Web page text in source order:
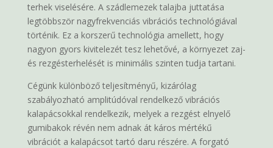
terhek viselésére. A szádlemezek talajba juttatása
legtöbbször nagyfrekvenciás vibrációs technológiával
történik. Ez a korszerű technológia amellett, hogy
nagyon gyors kivitelezét tesz lehetővé, a környezet zaj-
és rezgésterhelését is minimális szinten tudja tartani.
Cégünk különböző teljesítményű, kizárólag
szabályozható amplitúdóval rendelkező vibrációs
kalapácsokkal rendelkezik, melyek a rezgést elnyelő
gumibakok révén nem adnak át káros mértékű
vibrációt a kalapácsot tartó daru részére. A forgató